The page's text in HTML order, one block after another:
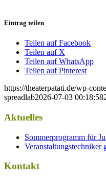
Eintrag teilen
Teilen auf Facebook
Teilen auf X
Teilen auf WhatsApp
Teilen auf Pinterest
https://theaterpatati.de/wp-
spreadlab2026-07-03 00:18:58
Aktuelles
Sommerprogramm für
Veranstaltungstechniker
Kontakt